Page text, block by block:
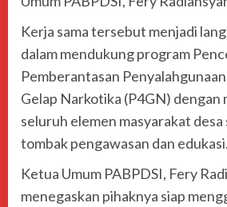
Kerja sama tersebut menjadi
dalam mendukung program
Pemberantasan
Gelap Narkotika (P4GN) dengan
seluruh elemen masyarakat
tombak pengawasan dan edukasi.
Ketua Umum PABPDSI, Fery
menegaskan pihaknya siap